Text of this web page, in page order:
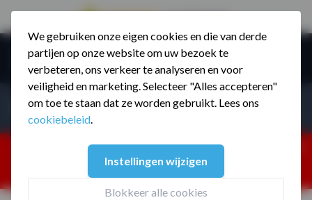
We gebruiken onze eigen cookies en die van derde
partijen op onze website om uw bezoek te
verbeteren, ons verkeer te analyseren en voor
veiligheid en marketing. Selecteer "Alles accepteren"
om toe te staan dat ze worden gebruikt. Lees ons
cookiebeleid.
Instellingen wijzigen
Blokkeer alle cookies
Ga naar de inhoud
Menu
Producten zoeken...
25% korting ivm vakantiesluiting. Gebruik code:
ZOMERMP. muv vloeren, fitnesstoestellen, boksartikelen,
zakelijk en dealer inlog. Verzending vanaf 19 aug.